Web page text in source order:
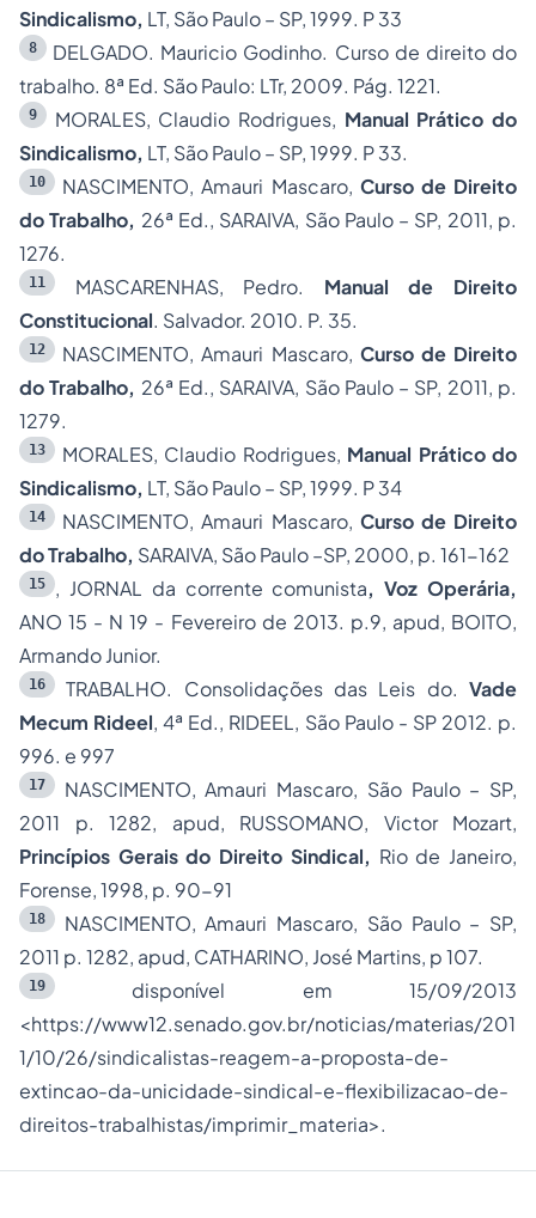
Sindicalismo, LT, São Paulo – SP, 1999. P 33
8
DELGADO. Mauricio Godinho. Curso de direito do
trabalho. 8ª Ed. São Paulo: LTr, 2009. Pág. 1221.
9 MORALES, Claudio Rodrigues, Manual Prático do
Sindicalismo, LT, São Paulo – SP, 1999. P 33.
10 NASCIMENTO, Amauri Mascaro, Curso de Direito
do Trabalho, 26ª Ed., SARAIVA, São Paulo – SP, 2011, p.
1276.
11 MASCARENHAS, Pedro. Manual de Direito
Constitucional. Salvador. 2010. P. 35.
12 NASCIMENTO, Amauri Mascaro, Curso de Direito
do Trabalho, 26ª Ed., SARAIVA, São Paulo – SP, 2011, p.
1279.
13 MORALES, Claudio Rodrigues, Manual Prático do
Sindicalismo, LT, São Paulo – SP, 1999. P 34
14 NASCIMENTO, Amauri Mascaro, Curso de Direito
do Trabalho, SARAIVA, São Paulo –SP, 2000, p. 161-162
15 , JORNAL da corrente comunista, Voz Operária,
ANO 15 - N 19 - Fevereiro de 2013. p.9, apud, BOITO,
Armando Junior.
16 TRABALHO. Consolidações das Leis do. Vade
Mecum Rideel, 4ª Ed., RIDEEL, São Paulo - SP 2012. p.
996. e 997
17
NASCIMENTO, Amauri Mascaro, São Paulo – SP,
2011 p. 1282, apud, RUSSOMANO, Victor Mozart,
Princípios Gerais do Direito Sindical, Rio de Janeiro,
Forense, 1998, p. 90-91
18
NASCIMENTO, Amauri Mascaro, São Paulo – SP,
2011 p. 1282, apud, CATHARINO, José Martins, p 107.
19
disponível em 15/09/2013
<https://www12.senado.gov.br/noticias/materias/201
1/10/26/sindicalistas-reagem-a-proposta-de-
extincao-da-unicidade-sindical-e-flexibilizacao-de-
direitos-trabalhistas/imprimir_materia>.